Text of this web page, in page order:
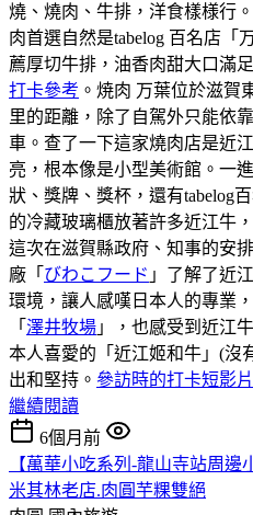
燒、燒肉、牛排，洋食樣様行
肉首選自然是tabelog 百名店「
薦厚切牛排，油香肉甜大口滿
打卡參考 。焼肉 万葉位於滋賀
里的距離，除了自駕外只能依
車。查了一下這家燒肉店是近
亮，根本像是小型美術館。一
狀、獎牌、獎杯，還有tabelog
的冷藏玻璃櫃放著許多近江牛
這次在滋賀縣政府、知事的安
廠「 びわこフード 」了解了近
環境，讓人感嘆日本人的專業
「 澤井牧場 」，也感受到近江
本人喜愛的「近江姬和牛」(沒
出和堅持。 參訪時的打卡短影片
繼續閱讀
6個月前
【萬華小吃系列-龍山寺站周
米其林老店.肉圓芋粿雙絕